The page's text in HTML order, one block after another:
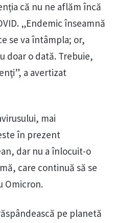
că nu ne aflăm încă
„Endemic înseamnă
se va întâmpla; or,
doar o dată. Trebuie,
a avertizat
mai
în prezent
dar nu a înlocuit-o
care continuă să se
Omicron.
pe planetă